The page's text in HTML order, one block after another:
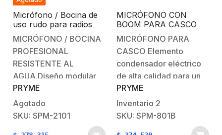
Micrófono / Bocina de
uso rudo para radios
KENWOOD TK2000/
3000/ 2360 / 3360/
2302 / 2170/ 2312 /
2402 / NX220 / NX240
/ TKD240
MICRÓFONO / BOCINA
PROFESIONAL
RESISTENTE AL
AGUA.Diseño modular
que permite intercambio
de cables dañados en
campo. Entrada de jack
PRYME
Agotado
SKU: SPM-2101
MICRÓFONO CON
BOOM PARA CASCO
ABIERTO P/ RADIOS
KENWOOD Serie G
TK260/ 270/ 272/ 372/
2202/ 2160/ 3230/
2102G/ 2202L/ 2212L/
2170/ 2360/ 2302/ 2312/
2000/ 2402/ NX220/
NX240/ TKD240.
MICRÓFONO PARA
CASCO Elemento
condensador eléctrico
de alta calidad para un
excelente audio. Fácil
de instalar, no requiere
perforar el casco.
Disponible para casco
PRYME
Inventario 2
SKU: SPM-801B